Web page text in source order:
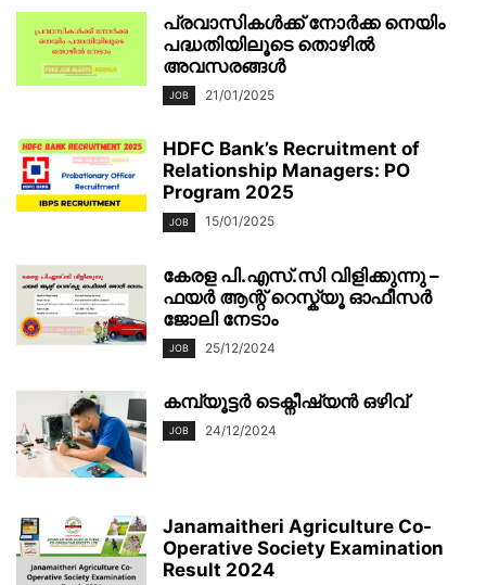
പ്രവാസികൾക്ക് നോർക്ക നെയിം
പദ്ധതിയിലൂടെ തൊഴിൽ
അവസരങ്ങൾ
JOB 21/01/2025
HDFC Bank’s Recruitment of
Relationship Managers: PO
Program 2025
JOB 15/01/2025
കേരള പി.എസ്.സി വിളിക്കുന്നു –
ഫയർ ആന്റ് റെസ്ക്യൂ ഓഫീസർ
ജോലി നേടാം
JOB 25/12/2024
കമ്പ്യൂട്ടർ ടെക്നീഷ്യൻ ഒഴിവ്
JOB 24/12/2024
Janamaitheri Agriculture Co-
Operative Society Examination
Result 2024